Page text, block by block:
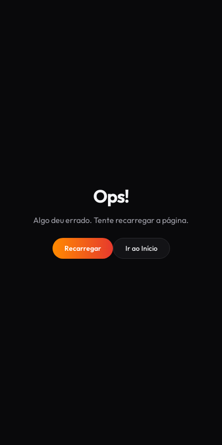
Ops!
Algo deu errado. Tente recarregar a página.
Recarregar Ir ao Início